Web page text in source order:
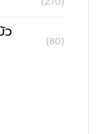
ว
(80)